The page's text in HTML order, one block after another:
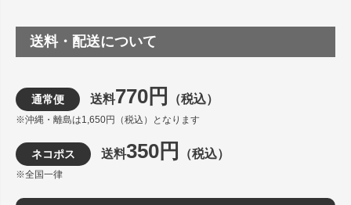
送料・配送について
通常便 送料770円 （税込）
※沖縄・離島は1,650円（税込）となります
ネコポス 送料350円 （税込）
※全国一律